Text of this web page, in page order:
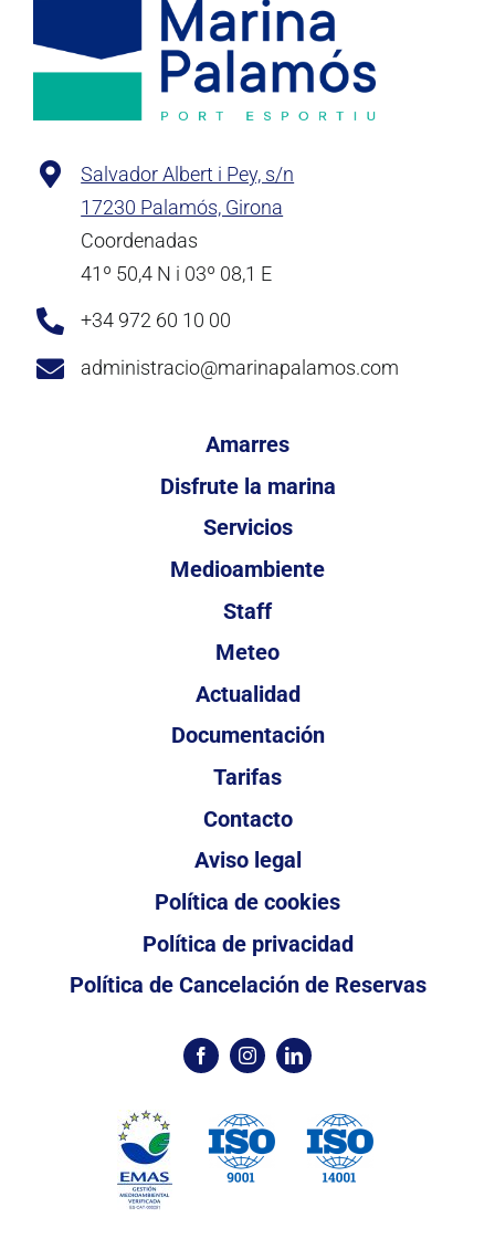
Salvador Albert i Pey, s/n
17230 Palamós, Girona
Coordenadas
41º 50,4 N i 03º 08,1 E
+34 972 60 10 00
administracio@marinapalamos.com
Amarres
Disfrute la marina
Servicios
Medioambiente
Staff
Meteo
Actualidad
Documentación
Tarifas
Contacto
Aviso legal
Política de cookies
Política de privacidad
Política de Cancelación de Reservas